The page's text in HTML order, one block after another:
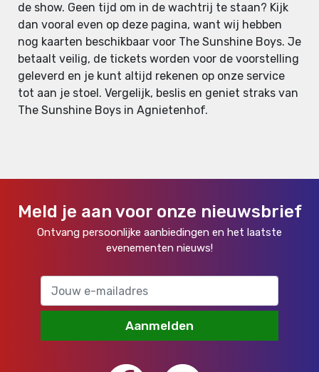
de show. Geen tijd om in de wachtrij te staan? Kijk
dan vooral even op deze pagina, want wij hebben
nog kaarten beschikbaar voor The Sunshine Boys. Je
betaalt veilig, de tickets worden voor de voorstelling
geleverd en je kunt altijd rekenen op onze service
tot aan je stoel. Vergelijk, beslis en geniet straks van
The Sunshine Boys in Agnietenhof.
Meld je aan voor onze nieuwsbrief
Ontvang persoonlijke aanbiedingen en het laatste
evenementen nieuws!
Aanmelden